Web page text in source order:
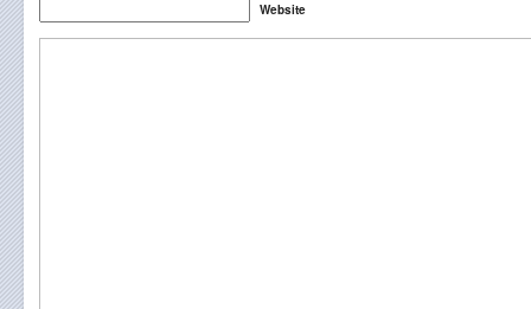
Website